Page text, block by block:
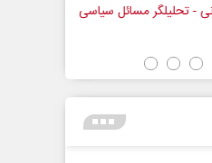
تحلیلگر مسائل سیاسی